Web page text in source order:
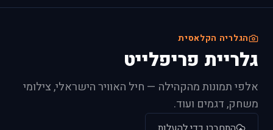
הגלריה הקלאסית
גלריית פריפלייט
אלפי תמונות מהקהילה — חיל האוויר הישראלי, צילומי
משחק, דגמים ועוד.